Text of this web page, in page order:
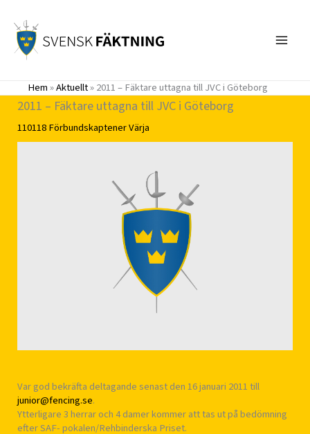
innehåll
Hem»Aktuellt»2011 – Fäktare uttagna till JVC i Göteborg
2011 – Fäktare uttagna till JVC i Göteborg
110118FörbundskaptenerVärja
Var god bekräfta deltagande senast den 16 januari 2011 till
junior@fencing.se.
Ytterligare 3 herrar och 4 damer kommer att tas ut på bedömning
efter SAF- pokalen/Rehbinderska Priset.